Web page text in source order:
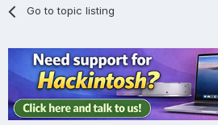
Go to topic listing